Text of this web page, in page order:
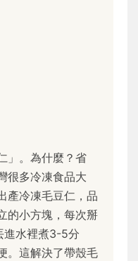
」。為什麼？省
很多冷凍食品大
產冷凍毛豆仁，品
的小方塊，每次掰
進水裡煮3-5分
。這解決了帶殼毛